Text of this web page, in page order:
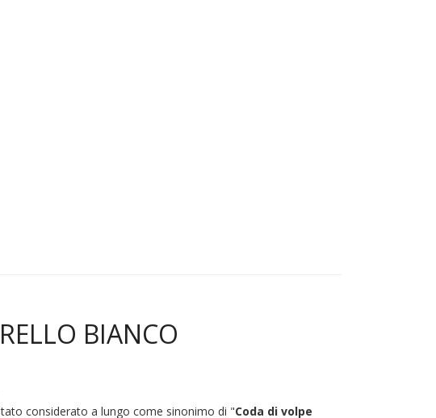
BIANCO
considerato a lungo come sinonimo di "Coda di volpe